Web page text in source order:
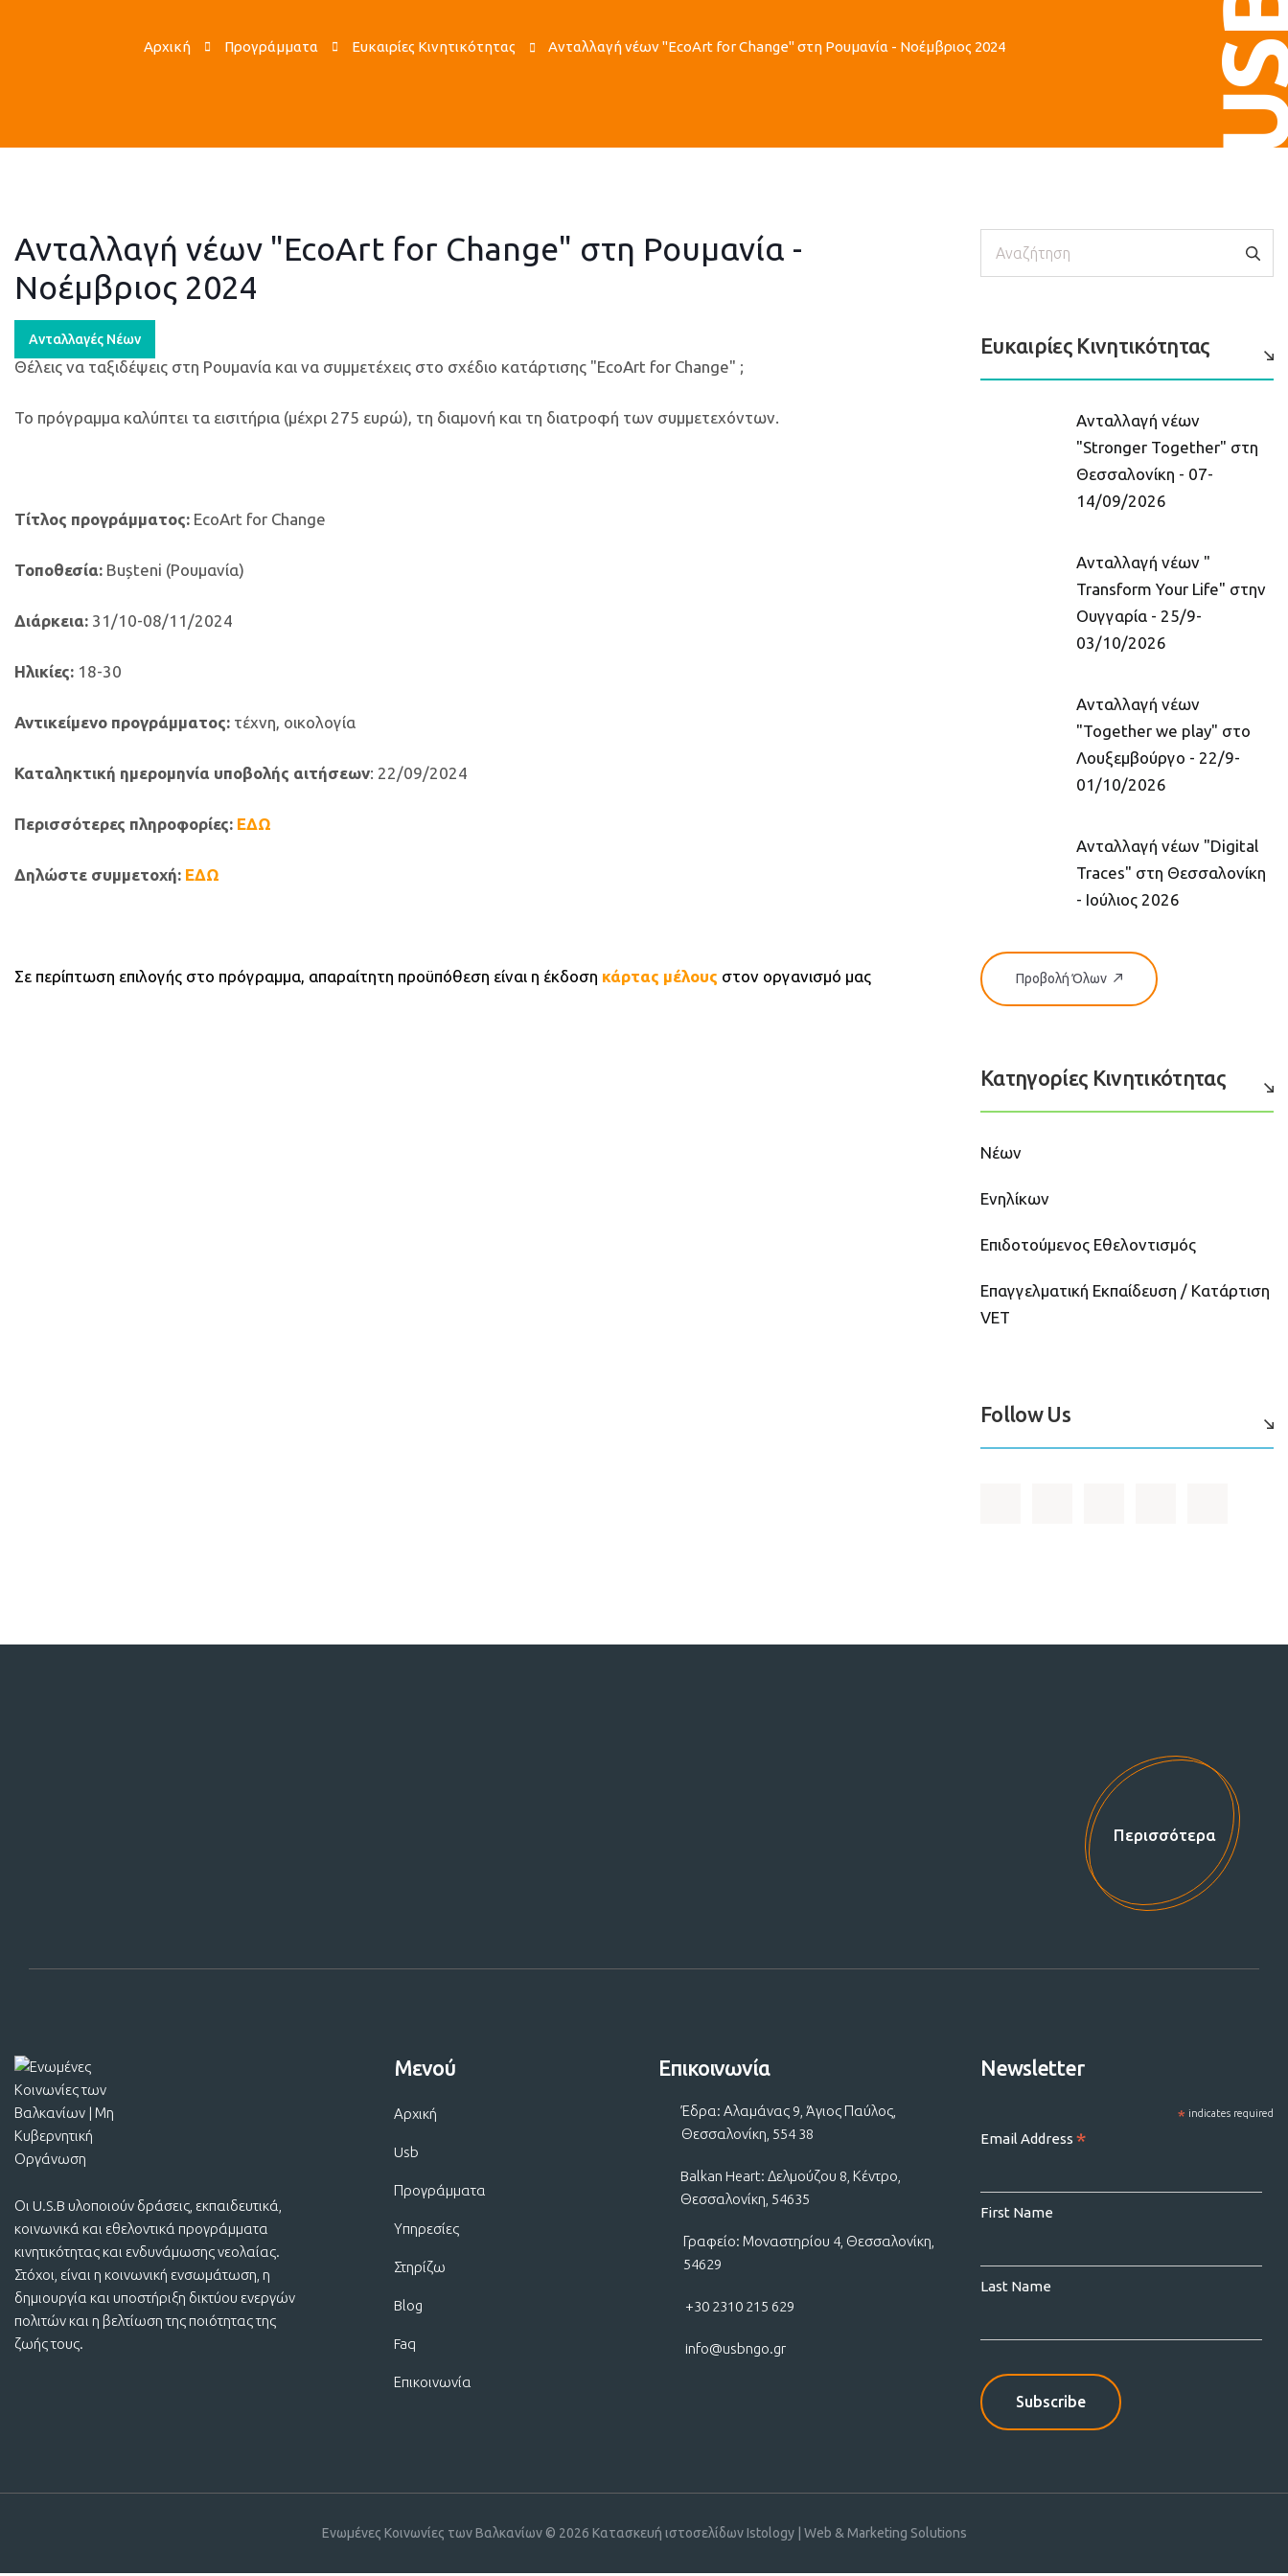
Αρχική Προγράμματα Ευκαιρίες Κινητικότητας Ανταλλαγή νέων "EcoArt for Change" στη Ρουμανία - Νοέμβριος 2024
Ανταλλαγή νέων "EcoArt for Change" στη Ρουμανία -
Νοέμβριος 2024
Ανταλλαγές Νέων
Θέλεις να ταξιδέψεις στη Ρουμανία και να συμμετέχεις στο σχέδιο κατάρτισης "EcoArt for Change" ;
Το πρόγραμμα καλύπτει τα εισιτήρια (μέχρι 275 ευρώ), τη διαμονή και τη διατροφή των συμμετεχόντων.
Τίτλος προγράμματος: EcoArt for Change
Τοποθεσία: Bușteni (Ρουμανία)
Διάρκεια: 31/10-08/11/2024
Ηλικίες: 18-30
Αντικείμενο προγράμματος: τέχνη, οικολογία
Καταληκτική ημερομηνία υποβολής αιτήσεων: 22/09/2024
Περισσότερες πληροφορίες: ΕΔΩ
Δηλώστε συμμετοχή: ΕΔΩ
Σε περίπτωση επιλογής στο πρόγραμμα, απαραίτητη προϋπόθεση είναι η έκδοση κάρτας μέλους στον οργανισμό μας
Ευκαιρίες Κινητικότητας
Ανταλλαγή νέων
"Stronger Together" στη
Θεσσαλονίκη - 07-
14/09/2026
Ανταλλαγή νέων "
Transform Your Life" στην
Ουγγαρία - 25/9-
03/10/2026
Ανταλλαγή νέων
"Together we play" στο
Λουξεμβούργο - 22/9-
01/10/2026
Ανταλλαγή νέων "Digital
Traces" στη Θεσσαλονίκη
- Ιούλιος 2026
Προβολή Όλων
Κατηγορίες Κινητικότητας
Νέων
Ενηλίκων
Επιδοτούμενος Εθελοντισμός
Επαγγελματική Εκπαίδευση / Κατάρτιση
VET
Follow Us
Περισσότερα
Οι U.S.B υλοποιούν δράσεις, εκπαιδευτικά,
κοινωνικά και εθελοντικά προγράμματα
κινητικότητας και ενδυνάμωσης νεολαίας.
Στόχοι, είναι η κοινωνική ενσωμάτωση, η
δημιουργία και υποστήριξη δικτύου ενεργών
πολιτών και η βελτίωση της ποιότητας της
ζωής τους.
Μενού
Αρχική
Usb
Προγράμματα
Υπηρεσίες
Στηρίζω
Blog
Faq
Επικοινωνία
Επικοινωνία
Έδρα: Αλαμάνας 9, Άγιος Παύλος,
Θεσσαλονίκη, 554 38
Balkan Heart: Δελμούζου 8, Κέντρο,
Θεσσαλονίκη, 54635
Γραφείο: Μοναστηρίου 4, Θεσσαλονίκη,
54629
+30 2310 215 629
info@usbngo.gr
Newsletter
* indicates required
Email Address *
First Name
Last Name
Ενωμένες Κοινωνίες των Βαλκανίων © 2026 Κατασκευή ιστοσελίδων Istology | Web & Marketing Solutions